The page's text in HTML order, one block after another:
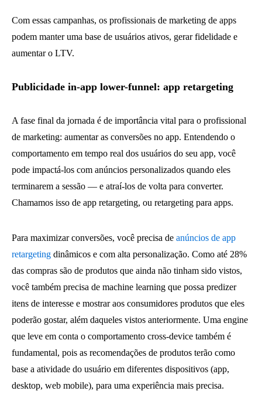
Com essas campanhas, os profissionais de marketing de apps
podem manter uma base de usuários ativos, gerar fidelidade e
aumentar o LTV.
Publicidade in-app lower-funnel: app retargeting
A fase final da jornada é de importância vital para o profissional
de marketing: aumentar as conversões no app. Entendendo o
comportamento em tempo real dos usuários do seu app, você
pode impactá-los com anúncios personalizados quando eles
terminarem a sessão — e atraí-los de volta para converter.
Chamamos isso de app retargeting, ou retargeting para apps.
Para maximizar conversões, você precisa de anúncios de app
retargeting dinâmicos e com alta personalização. Como até 28%
das compras são de produtos que ainda não tinham sido vistos,
você também precisa de machine learning que possa predizer
itens de interesse e mostrar aos consumidores produtos que eles
poderão gostar, além daqueles vistos anteriormente. Uma engine
que leve em conta o comportamento cross-device também é
fundamental, pois as recomendações de produtos terão como
base a atividade do usuário em diferentes dispositivos (app,
desktop, web mobile), para uma experiência mais precisa.